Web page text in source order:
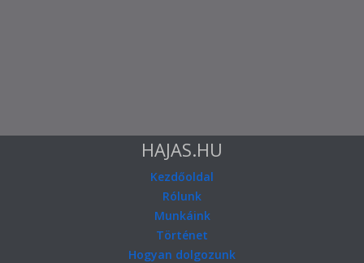
HAJAS.HU
Kezdőoldal
Rólunk
Munkáink
Történet
Hogyan dolgozunk